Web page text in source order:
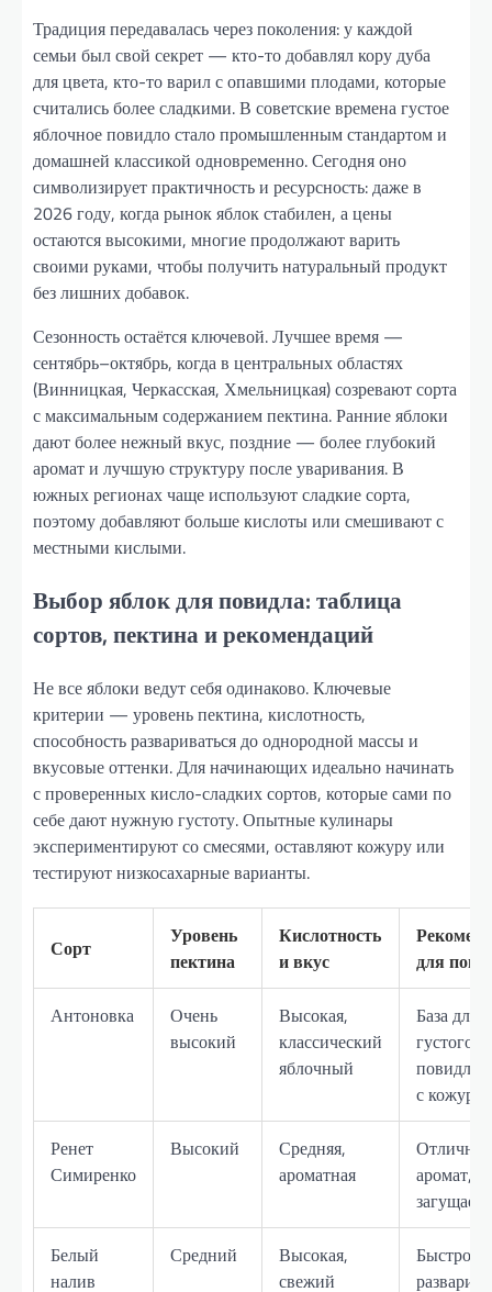
Традиция передавалась через поколения: у каждой
семьи был свой секрет — кто-то добавлял кору дуба
для цвета, кто-то варил с опавшими плодами, которые
считались более сладкими. В советские времена густое
яблочное повидло стало промышленным стандартом и
домашней классикой одновременно. Сегодня оно
символизирует практичность и ресурсность: даже в
2026 году, когда рынок яблок стабилен, а цены
остаются высокими, многие продолжают варить
своими руками, чтобы получить натуральный продукт
без лишних добавок.
Сезонность остаётся ключевой. Лучшее время —
сентябрь–октябрь, когда в центральных областях
(Винницкая, Черкасская, Хмельницкая) созревают сорта
с максимальным содержанием пектина. Ранние яблоки
дают более нежный вкус, поздние — более глубокий
аромат и лучшую структуру после уваривания. В
южных регионах чаще используют сладкие сорта,
поэтому добавляют больше кислоты или смешивают с
местными кислыми.
Выбор яблок для повидла: таблица
сортов, пектина и рекомендаций
Не все яблоки ведут себя одинаково. Ключевые
критерии — уровень пектина, кислотность,
способность развариваться до однородной массы и
вкусовые оттенки. Для начинающих идеально начинать
с проверенных кисло-сладких сортов, которые сами по
себе дают нужную густоту. Опытные кулинары
экспериментируют со смесями, оставляют кожуру или
тестируют низкосахарные варианты.
Сорт
Уровень
пектина
Кислотность
и вкус
для
Антоновка
Очень
высокий
Высокая,
классический
яблочный
База для
густого
с кожурой
Ренет
Симиренко
Высокий
Средняя,
ароматная
аромат,
Белый
налив
Средний
Высокая,
свежий
Быстро